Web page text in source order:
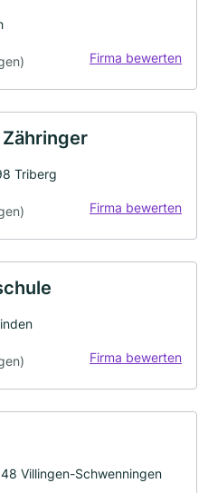
Firma bewerten
Triberg
Firma bewerten
Firma bewerten
Villingen-Schwenningen